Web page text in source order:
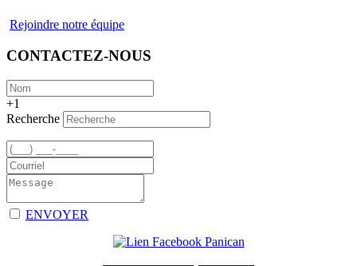
Rejoindre notre équipe
CONTACTEZ-NOUS
+1
Recherche
ENVOYER